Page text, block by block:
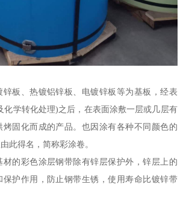
板、热镀铝锌板、电镀锌板等为基板，经表
化学转化处理)之后，在表面涂敷一层或几层有
固化而成的产品。也因涂有各种不同颜色的
此得名，简称彩涂卷。
的彩色涂层钢带除有锌层保护外，锌层上的
护作用，防止钢带生锈，使用寿命比镀锌带